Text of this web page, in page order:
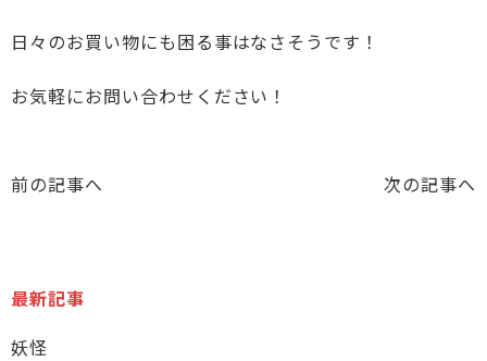
日々のお買い物にも困る事はなさそうです！
お気軽にお問い合わせください！
前の記事へ 次の記事へ
最新記事
妖怪